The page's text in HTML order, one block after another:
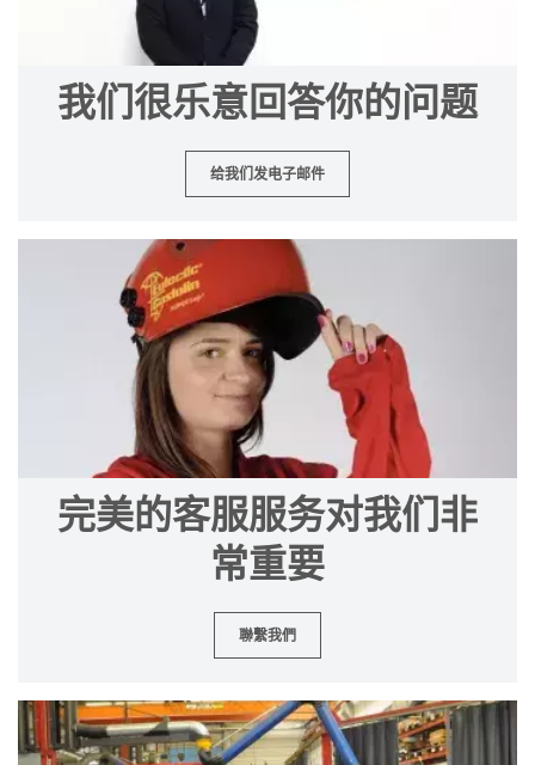
我们很乐意回答你的问题
给我们发电子邮件
完美的客服服务对我们非
常重要
聯繫我們